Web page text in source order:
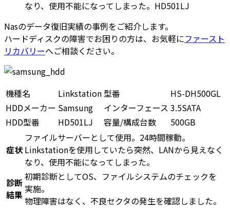
なり、使用不能になってしまった。HD501LJ
Nasのデータ復旧実績の事例をご紹介します。
ハードディスクの障害でお困りの方は、お気軽にファースト
リカバリーへご相談ください。
機種名 Linkstation型番
HS-DH500GL
HDDメーカー Samsung インターフェース 3.5SATA
HDD型番
HD501LJ 容量/構成台数 500GB
症状
ファイルサーバーとして使用。24時間稼動。
Linkstationを使用していたら突然、LANから見えなく
なり、使用不能になってしまった。
診断
結果
初期診断としてOS、ファイルシステムのチェックを
実施。
物理障害はなく、不良セクタの発生を確認しました。